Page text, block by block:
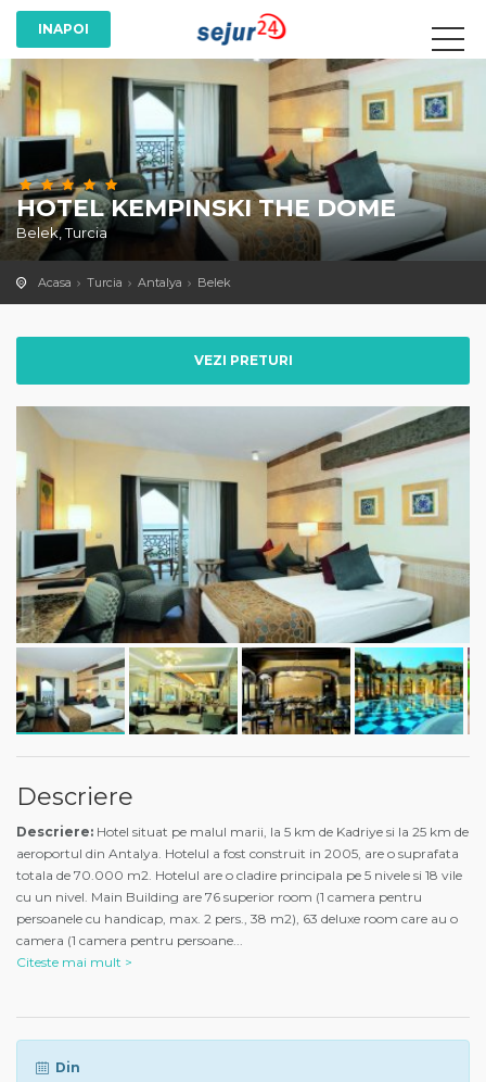
HOTEL KEMPINSKI THE DOME
Belek, Turcia
Acasa Turcia Antalya Belek
VEZI PRETURI
Descriere
Descriere: Hotel situat pe malul marii, la 5 km de Kadriye si la 25 km de
aeroportul din Antalya. Hotelul a fost construit in 2005, are o suprafata
totala de 70.000 m2. Hotelul are o cladire principala pe 5 nivele si 18 vile
cu un nivel. Main Building are 76 superior room (1 camera pentru
persoanele cu handicap, max. 2 pers., 38 m2), 63 deluxe room care au o
camera (1 camera pentru persoane
Citeste mai mult >
Din